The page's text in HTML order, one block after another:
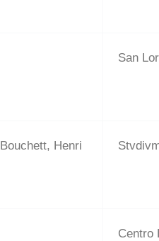
San
Bouchett, Henri
Centro